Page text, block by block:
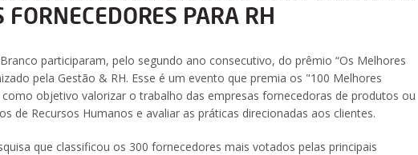
PARA RH
participaram, pelo segundo ano consecutivo, do prêmio “Os Melhores
pela Gestão & RH. Esse é um evento que premia os "100 Melhores
objetivo valorizar o trabalho das empresas fornecedoras de produtos ou
de Recursos Humanos e avaliar as práticas direcionadas aos clientes.
que classificou os 300 fornecedores mais votados pelas principais